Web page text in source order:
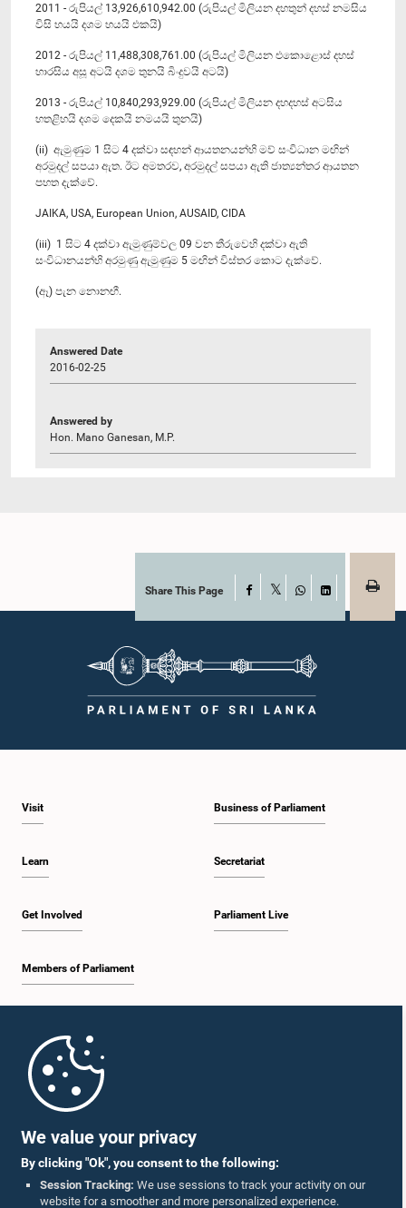
We value your privacy
By clicking "Ok", you consent to the following:
Session Tracking: We use sessions to track your activity on our
website for a smoother and more personalized experience.
2011 - රුපියල් 13,926,610,942.00 (රුපියල් මිලියන දහතුන් දහස් නමසිය
විසි හයයි දශම හයයි එකයි)
2012 - රුපියල් 11,488,308,761.00 (රුපියල් මිලියන එකොළොස් දහස්
හාරසිය අසූ අටයි දශම තුනයි බිංදුවයි අටයි)
2013 - රුපියල් 10,840,293,929.00 (රුපියල් මිලියන දහදහස් අටසිය
හතළිහයි දශම දෙකයි නමයයි තුනයි)
(ii) ඇමුණුම 1 සිට 4 දක්වා සඳහන් ආයතනයන්හි මව් සංවිධාන මඟින්
අරමුදල් සපයා ඇත. ඊට අමතරව, අරමුදල් සපයා ඇති ජාත්‍යන්තර ආයතන
පහත දැක්වේ.
JAIKA, USA, European Union, AUSAID, CIDA
(iii) 1 සිට 4 දක්වා ඇමුණුම්වල 09 වන තීරුවෙහි දක්වා ඇති
සංවිධානයන්හි අරමුණු ඇමුණුම 5 මඟින් විස්තර කොට දැක්වේ.
(ඈ) පැන නොනඟී.
Answered Date
2016-02-25
Answered by
Hon. Mano Ganesan, M.P.
Share This Page Facebook
WhatsAppLinkedIn
Visit
Learn
Get Involved
Members of Parliament
Business of Parliament
Secretariat
Parliament Live
Parliament Mobile App
Follow Us On :